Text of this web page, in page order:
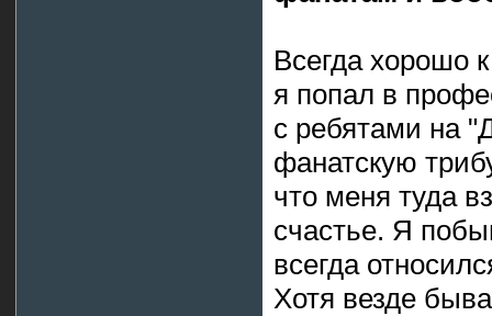
Всегда хорошо
я попал в
с ребятами на
фанатскую
что меня туда
счастье. Я
всегда
Хотя везде